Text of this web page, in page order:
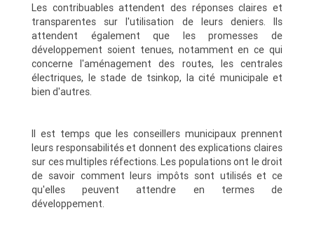
Les contribuables attendent des réponses claires et
transparentes sur l'utilisation de leurs deniers. Ils
attendent également que les promesses de
développement soient tenues, notamment en ce qui
concerne l'aménagement des routes, les centrales
électriques, le stade de tsinkop, la cité municipale et
bien d'autres.
Il est temps que les conseillers municipaux prennent
leurs responsabilités et donnent des explications claires
sur ces multiples réfections. Les populations ont le droit
de savoir comment leurs impôts sont utilisés et ce
qu'elles peuvent attendre en termes de
développement.